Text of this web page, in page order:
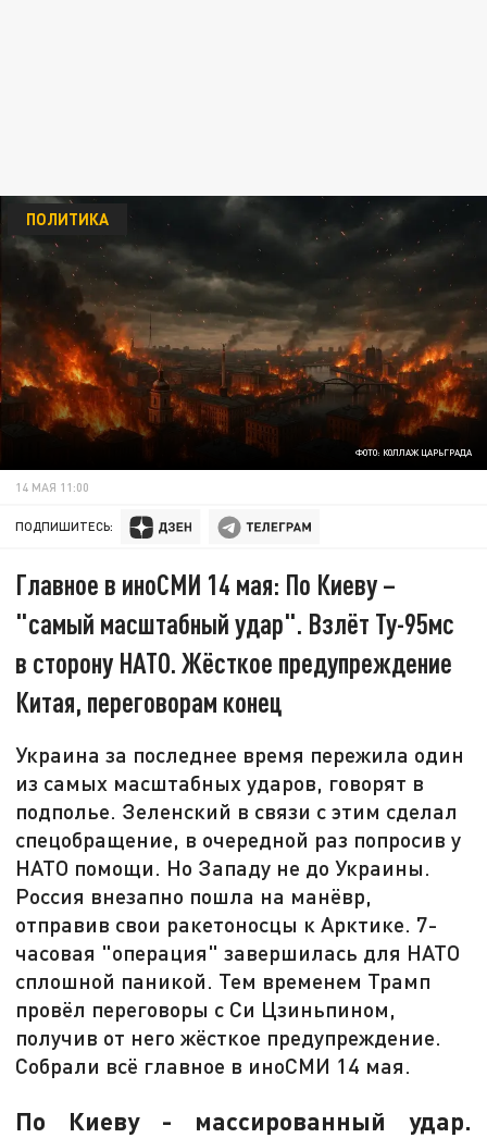
ФОТО: КОЛЛАЖ ЦАРЬГРАДА
ПОЛИТИКА
14 МАЯ 11:00
ПОДПИШИТЕСЬ:
Главное в иноСМИ 14 мая: По Киеву –
"самый масштабный удар". Взлёт Ту-95мс
в сторону НАТО. Жёсткое предупреждение
Китая, переговорам конец
Украина за последнее время пережила один
из самых масштабных ударов, говорят в
подполье. Зеленский в связи с этим сделал
спецобращение, в очередной раз попросив у
НАТО помощи. Но Западу не до Украины.
Россия внезапно пошла на манёвр,
отправив свои ракетоносцы к Арктике. 7-
часовая "операция" завершилась для НАТО
сплошной паникой. Тем временем Трамп
провёл переговоры с Си Цзиньпином,
получив от него жёсткое предупреждение.
Собрали всё главное в иноСМИ 14 мая.
По Киеву - массированный удар.